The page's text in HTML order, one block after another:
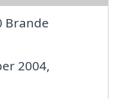
Brande
2004,